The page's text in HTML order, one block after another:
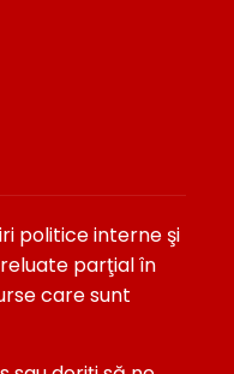
politice interne şi
parţial în
care sunt